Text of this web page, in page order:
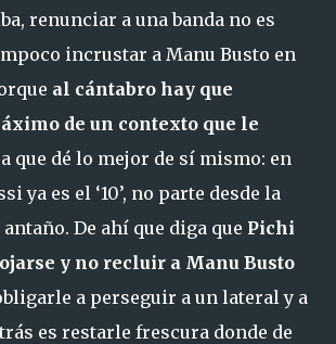
renunciar a una banda no es
incrustar a Manu Busto en
al cántabro hay que
de un contexto que le
que dé lo mejor de sí mismo: en
ya es el ‘10’, no parte desde la
De ahí que diga que Pichi
y no recluir a Manu Busto
a perseguir a un lateral y a
es restarle frescura donde de